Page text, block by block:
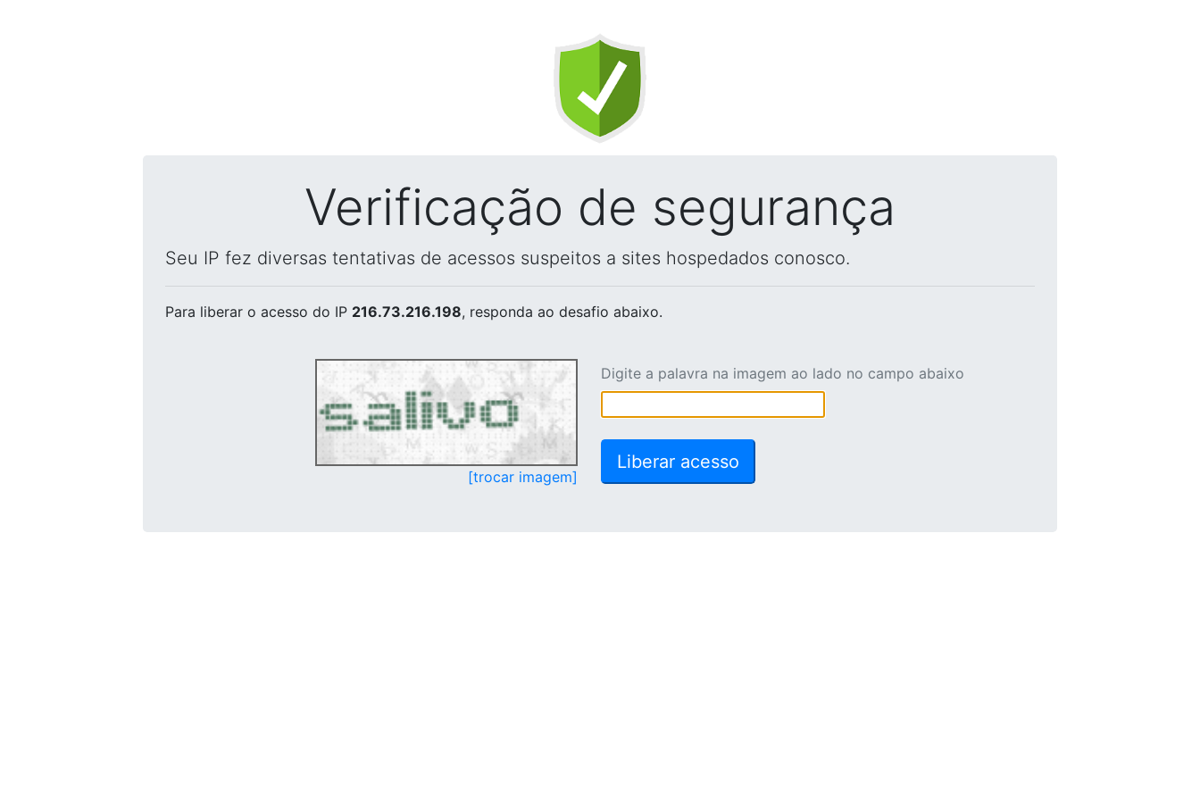
Verificação de segurança
Seu IP fez diversas tentativas de acessos suspeitos a sites hospedados conosco.
Para liberar o acesso do IP 216.73.216.198, responda ao desafio abaixo.
[trocar imagem]
Digite a palavra na imagem ao lado no campo abaixo